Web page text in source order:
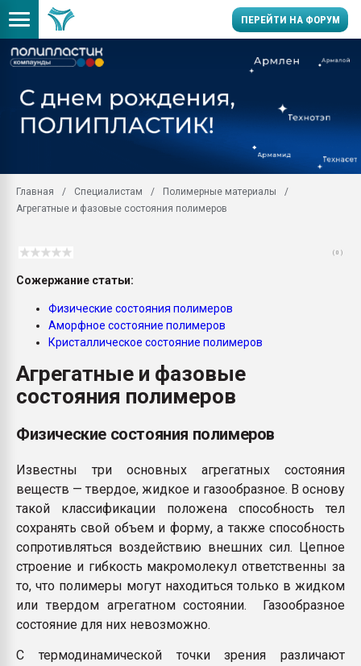
ПЕРЕЙТИ НА ФОРУМ
Вакуум-формовочные
28.07.2026
пластмасс
Продам отходы
Armaloy PC/ABS-1IM
Главная Специалистам
Полимерные материалы
Агрегатные и фазовые состояния полимеров
( 0 )
Сожержание статьи:
Физические состояния полимеров
Аморфное состояние полимеров
Кристаллическое состояние полимеров
Агрегатные и фазовые
состояния полимеров
Физические состояния полимеров
Известны три основных агрегатных состояния
веществ — твердое, жидкое и газообразное. В основу
такой классификации положена способность тел
сохранять свой объем и форму, а также способность
сопротивляться воздействию внешних сил. Цепное
строение и гибкость макромолекул ответственны за
то, что полимеры могут находиться только в жидком
или твердом агрегатном состоянии. Газообразное
состояние для них невозможно.
С термодинамической точки зрения различают